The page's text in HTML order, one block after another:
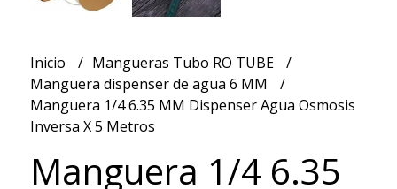
Inicio
Mangueras Tubo RO TUBE
Manguera dispenser de agua 6 MM
Manguera 1/4 6.35 MM Dispenser Agua Osmosis
Inversa X 5 Metros
Manguera 1/4 6.35